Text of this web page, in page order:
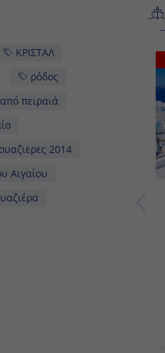
ΚΡΙΣΤΑΛ
ρόδος
πειραιά
2014